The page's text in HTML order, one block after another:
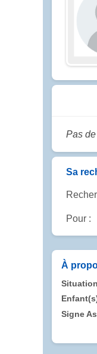
Pas
Sa
Pour :
À
Situation
Signe